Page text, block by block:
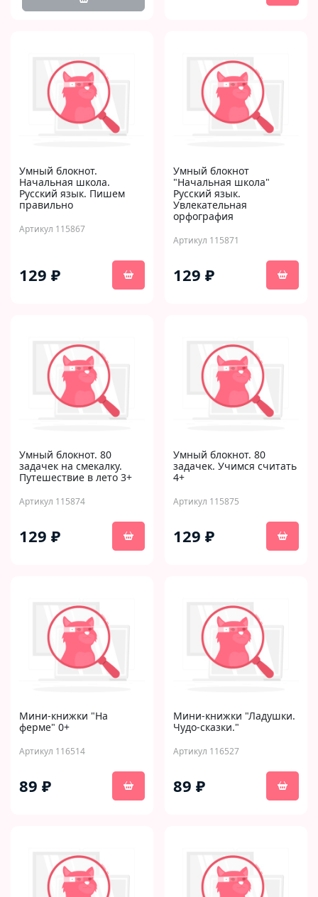
Умный блокнот.
Начальная школа.
Русский язык. Пишем
правильно
Артикул 115867
129 ₽
Умный блокнот
"Начальная школа"
Русский язык.
Увлекательная
орфография
Артикул 115871
129 ₽
Умный блокнот. 80
задачек на смекалку.
Путешествие в лето 3+
Артикул 115874
129 ₽
Умный блокнот. 80
задачек. Учимся считать
4+
Артикул 115875
129 ₽
Мини-книжки "На
ферме" 0+
Артикул 116514
89 ₽
Мини-книжки "Ладушки.
Чудо-сказки."
Артикул 116527
89 ₽